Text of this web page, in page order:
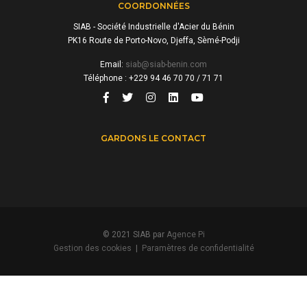
COORDONNÉES
SIAB - Société Industrielle d'Acier du Bénin
PK16 Route de Porto-Novo, Djeffa, Sèmé-Podji
Email: siab@siab-benin.com
Téléphone : +229 94 46 70 70 / 71 71
GARDONS LE CONTACT
© 2021 SIAB par Agence Pi
Gestion des cookies
Paramètres de confidentialité